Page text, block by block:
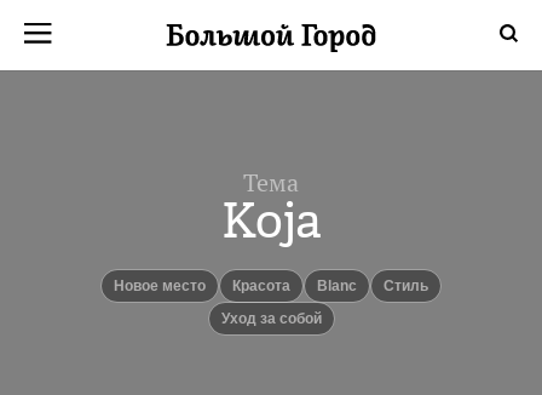
Тема
Koja
Новое место красота Blanc
Стиль
уход за собой